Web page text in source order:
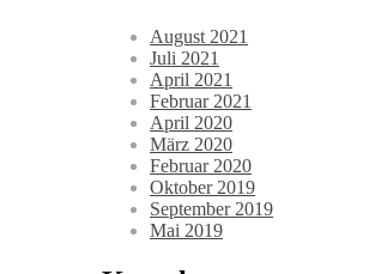
August 2021
Juli 2021
April 2021
Februar 2021
April 2020
März 2020
Februar 2020
Oktober 2019
September 2019
Mai 2019